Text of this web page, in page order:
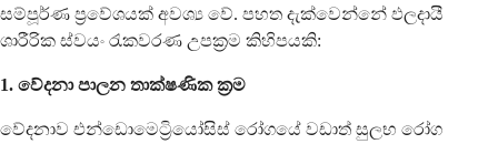
සම්පූර්ණ ප්‍රවේශයක් අවශ්‍ය වේ. පහත දැක්වෙන්නේ ඵලදායී
ශාරීරික ස්වයං රැකවරණ උපක්‍රම කිහිපයකි:
1. වේදනා පාලන තාක්ෂණික ක්‍රම
වේදනාව එන්ඩොමෙට්‍රියෝසිස් රෝගයේ වඩාත් සුලභ රෝග